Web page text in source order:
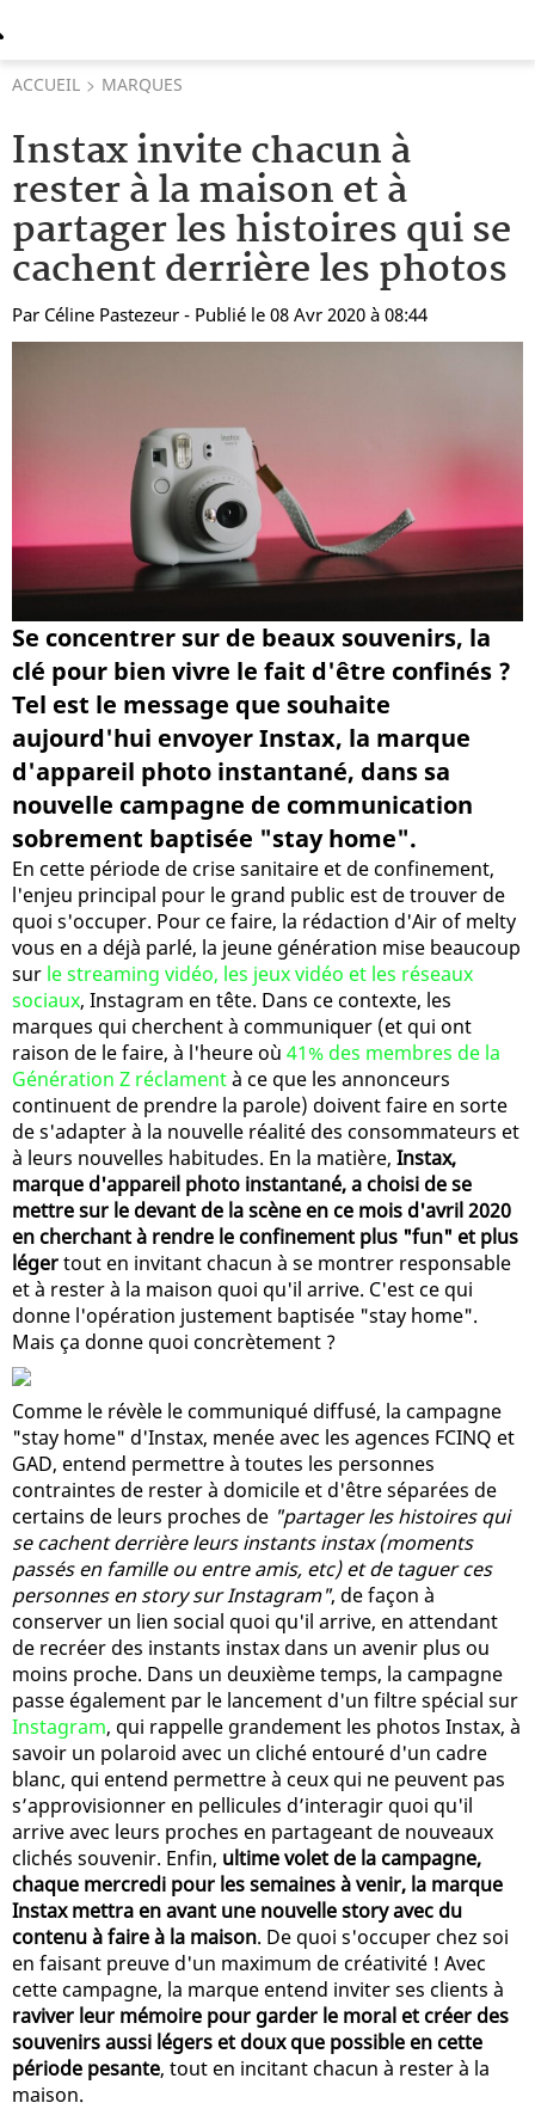
ACCUEIL MARQUES
Instax invite chacun à
rester à la maison et à
partager les histoires qui se
cachent derrière les photos
Par Céline Pastezeur - Publié le 08 Avr 2020 à 08:44
Se concentrer sur de beaux souvenirs, la
clé pour bien vivre le fait d'être confinés ?
Tel est le message que souhaite
aujourd'hui envoyer Instax, la marque
d'appareil photo instantané, dans sa
nouvelle campagne de communication
sobrement baptisée "stay home".
En cette période de crise sanitaire et de confinement,
l'enjeu principal pour le grand public est de trouver de
quoi s'occuper. Pour ce faire, la rédaction d'Air of melty
vous en a déjà parlé, la jeune génération mise beaucoup
sur le streaming vidéo, les jeux vidéo et les réseaux
sociaux, Instagram en tête. Dans ce contexte, les
marques qui cherchent à communiquer (et qui ont
raison de le faire, à l'heure où 41% des membres de la
Génération Z réclamentà ce que les annonceurs
continuent de prendre la parole) doivent faire en sorte
de s'adapter à la nouvelle réalité des consommateurs et
à leurs nouvelles habitudes. En la matière, Instax,
marque d'appareil photo instantané, a choisi de se
mettre sur le devant de la scène en ce mois d'avril 2020
en cherchant à rendre le confinement plus "fun" et plus
légertout en invitant chacun à se montrer responsable
et à rester à la maison quoi qu'il arrive. C'est ce qui
donne l'opération justement baptisée "stay home".
Mais ça donne quoi concrètement ?
Comme le révèle le communiqué diffusé, la campagne
"stay home" d'Instax, menée avec les agences FCINQ et
GAD, entend permettre à toutes les personnes
contraintes de rester à domicile et d'être séparées de
certains de leurs proches de "partager les histoires qui
se cachent derrière leurs instants instax (moments
passés en famille ou entre amis, etc) et de taguer ces
personnes en story sur Instagram", de façon à
conserver un lien social quoi qu'il arrive, en attendant
de recréer des instants instax dans un avenir plus ou
moins proche. Dans un deuxième temps, la campagne
passe également par le lancement d'un filtre spécial sur
Instagram, qui rappelle grandement les photos Instax, à
savoir un polaroid avec un cliché entouré d'un cadre
blanc, qui entend permettre à ceux qui ne peuvent pas
s’approvisionner en pellicules d’interagir quoi qu'il
arrive avec leurs proches en partageant de nouveaux
clichés souvenir. Enfin, ultime volet de la campagne,
chaque mercredi pour les semaines à venir, la marque
Instax mettra en avant une nouvelle story avec du
contenu à faire à la maison. De quoi s'occuper chez soi
en faisant preuve d'un maximum de créativité ! Avec
cette campagne, la marque entend inviter ses clients à
raviver leur mémoire pour garder le moral et créer des
souvenirs aussi légers et doux que possible en cette
période pesante, tout en incitant chacun à rester à la
maison.